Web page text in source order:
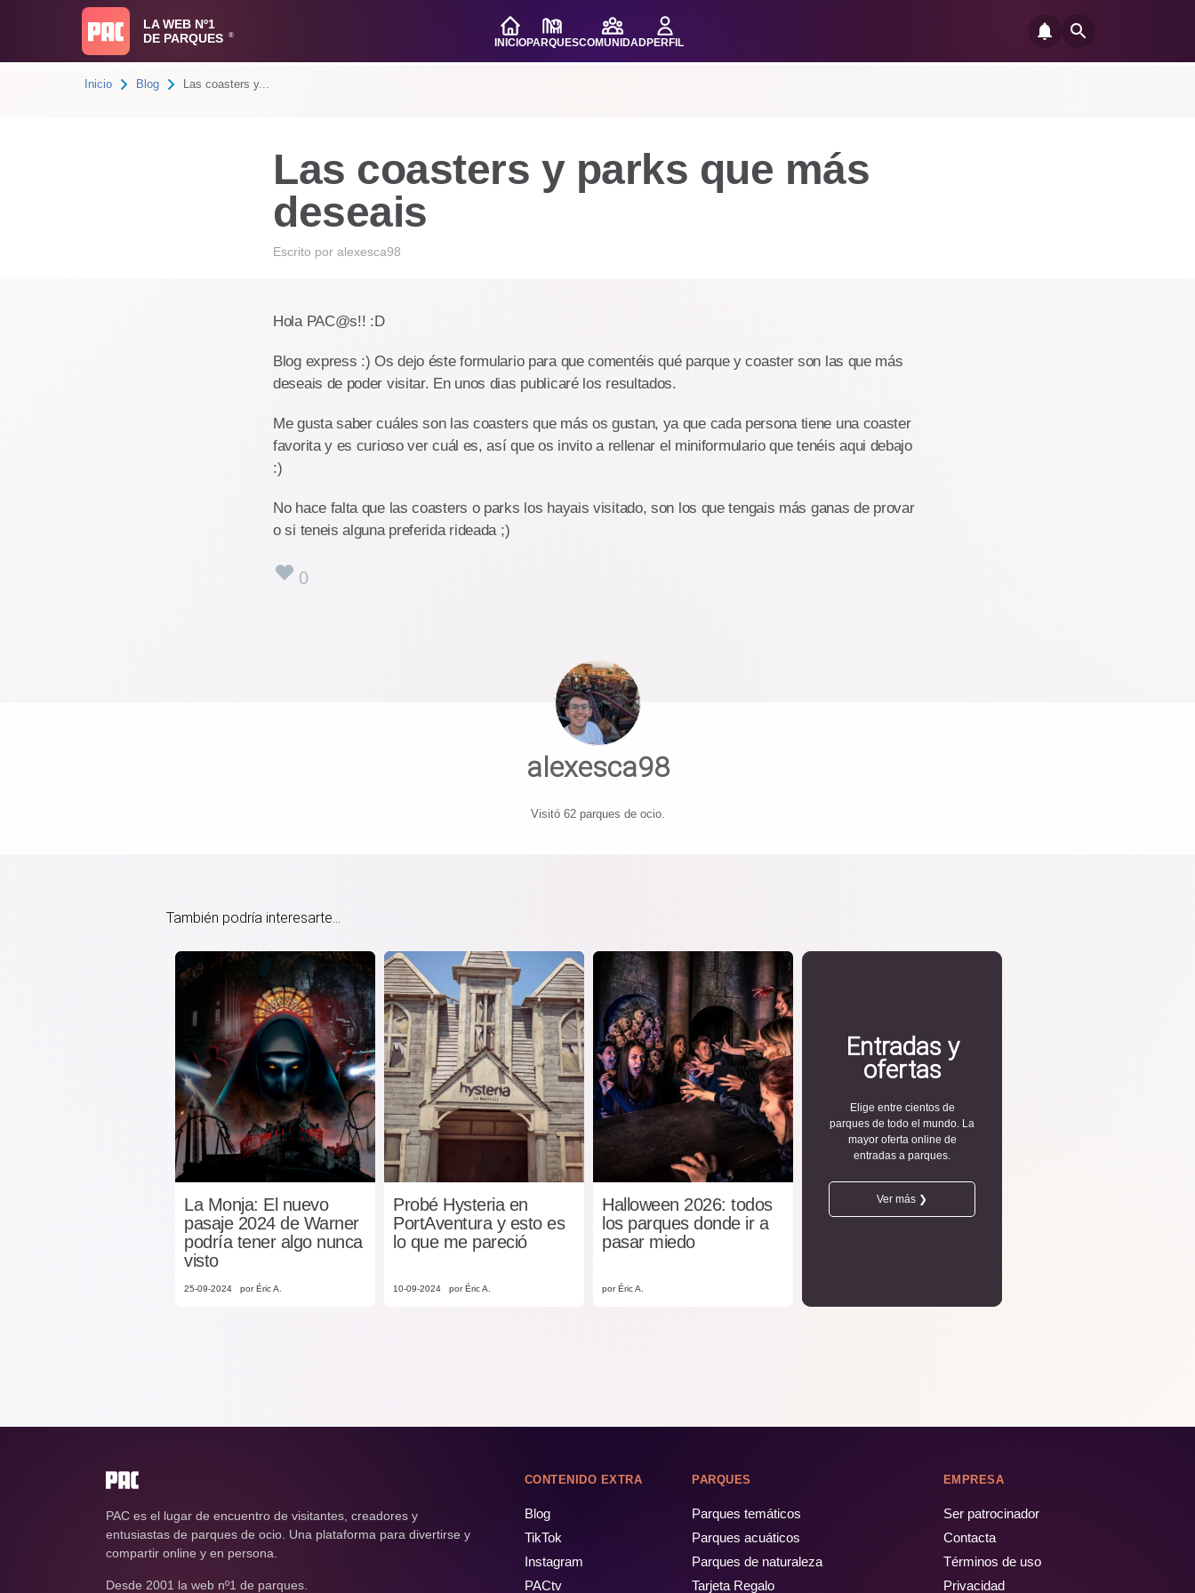
LA WEB Nº1
DE PARQUES
®
INICIOPARQUESCOMUNIDADPERFIL
Inicio Blog Las coasters y...
Las coasters y parks que más
deseais
Escrito por alexesca98
Hola PAC@s!! :D
Blog express :) Os dejo éste formulario para que comentéis qué parque y coaster son las que más
deseais de poder visitar. En unos dias publicaré los resultados.
Me gusta saber cuáles son las coasters que más os gustan, ya que cada persona tiene una coaster
favorita y es curioso ver cuál es, así que os invito a rellenar el miniformulario que tenéis aqui debajo
:)
No hace falta que las coasters o parks los hayais visitado, son los que tengais más ganas de provar
o si teneis alguna preferida rideada ;)
0
alexesca98
Visitó 62 parques de ocio.
También podría interesarte...
La Monja: El nuevo
pasaje 2024 de Warner
podría tener algo nunca
visto
25-09-2024 por Éric A.
Probé Hysteria en
PortAventura y esto es
lo que me pareció
10-09-2024 por Éric A.
Halloween 2026: todos
los parques donde ir a
pasar miedo
por Éric A.
Entradas y
ofertas
Elige entre cientos de
parques de todo el mundo. La
mayor oferta online de
entradas a parques.
Ver más ❯
PAC es el lugar de encuentro de visitantes, creadores y
entusiastas de parques de ocio. Una plataforma para divertirse y
compartir online y en persona.
Desde 2001 la web nº1 de parques.
CONTENIDO EXTRA
Blog
TikTok
Instagram
PACtv
PARQUES
Parques temáticos
Parques acuáticos
Parques de naturaleza
Tarjeta Regalo
EMPRESA
Ser patrocinador
Contacta
Términos de uso
Privacidad